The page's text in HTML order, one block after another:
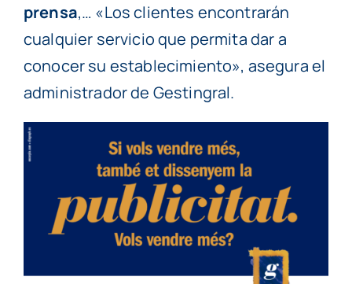
prensa,… «Los clientes encontrarán
cualquier servicio que permita dar a
conocer su establecimiento», asegura el
administrador de Gestingral.